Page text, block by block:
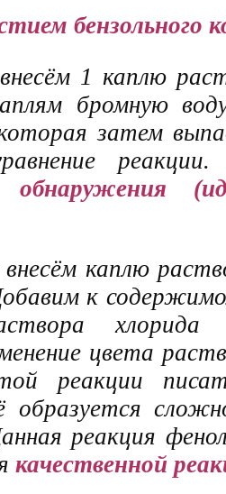
бензольного
1 каплю
бромную
затем
обнаружения
каплю
к
цвета
реакции
образуется
реакция
качественной